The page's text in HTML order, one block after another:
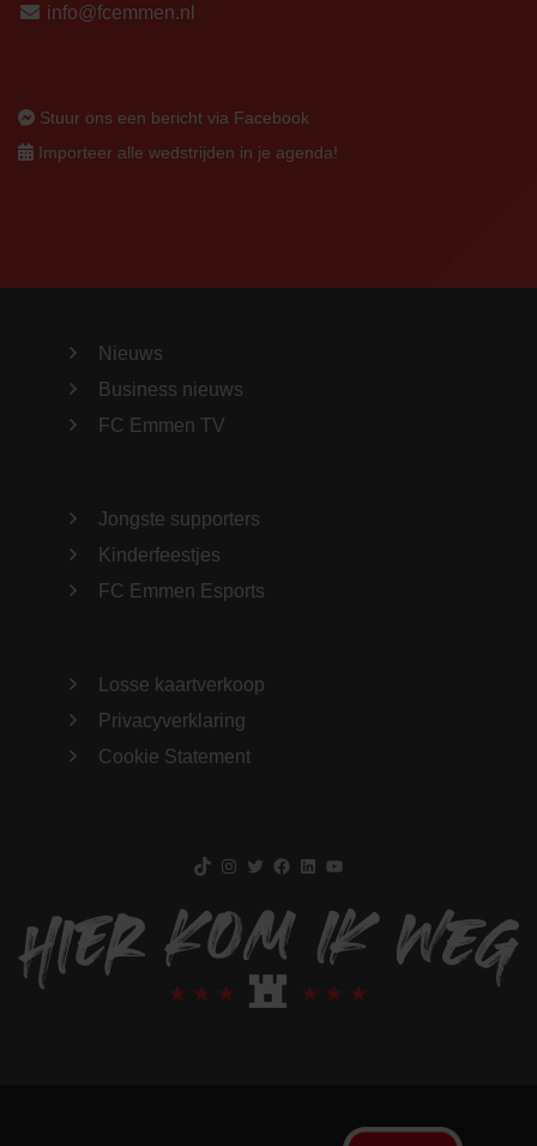
info@fcemmen.nl
Stuur ons een bericht via Facebook
Importeer alle wedstrijden in je agenda!
Nieuws
Business nieuws
FC Emmen TV
Jongste supporters
Kinderfeestjes
FC Emmen Esports
Losse kaartverkoop
Privacyverklaring
Cookie Statement